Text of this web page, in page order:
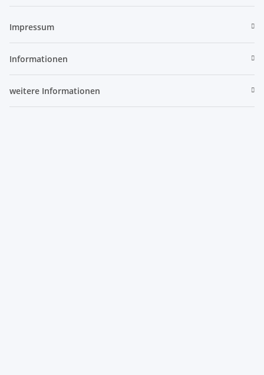
Impressum
Informationen
weitere Informationen